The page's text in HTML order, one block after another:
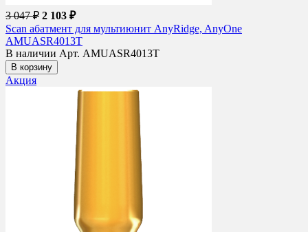
3 047 ₽ 2 103 ₽
Scan абатмент для мультиюнит AnyRidge, AnyOne
AMUASR4013T
В наличии Арт. AMUASR4013T
В корзину
Акция